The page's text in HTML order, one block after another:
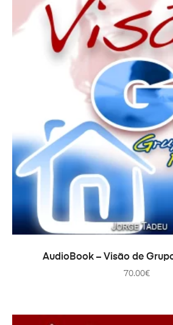
ADICIONAR
AudioBook – Visão de
70.00€